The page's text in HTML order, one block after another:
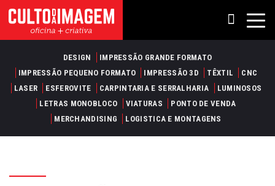
DESIGN
IMPRESSÃO GRANDE FORMATO
IMPRESSÃO PEQUENO FORMATO
IMPRESSÃO 3D TÊXTIL
CNC
LASER
ESFEROVITE CARPINTARIA E SERRALHARIA
LUMINOSOS
LETRAS MONOBLOCO
VIATURAS
PONTO DE VENDA
MERCHANDISING
LOGISTICA E MONTAGENS